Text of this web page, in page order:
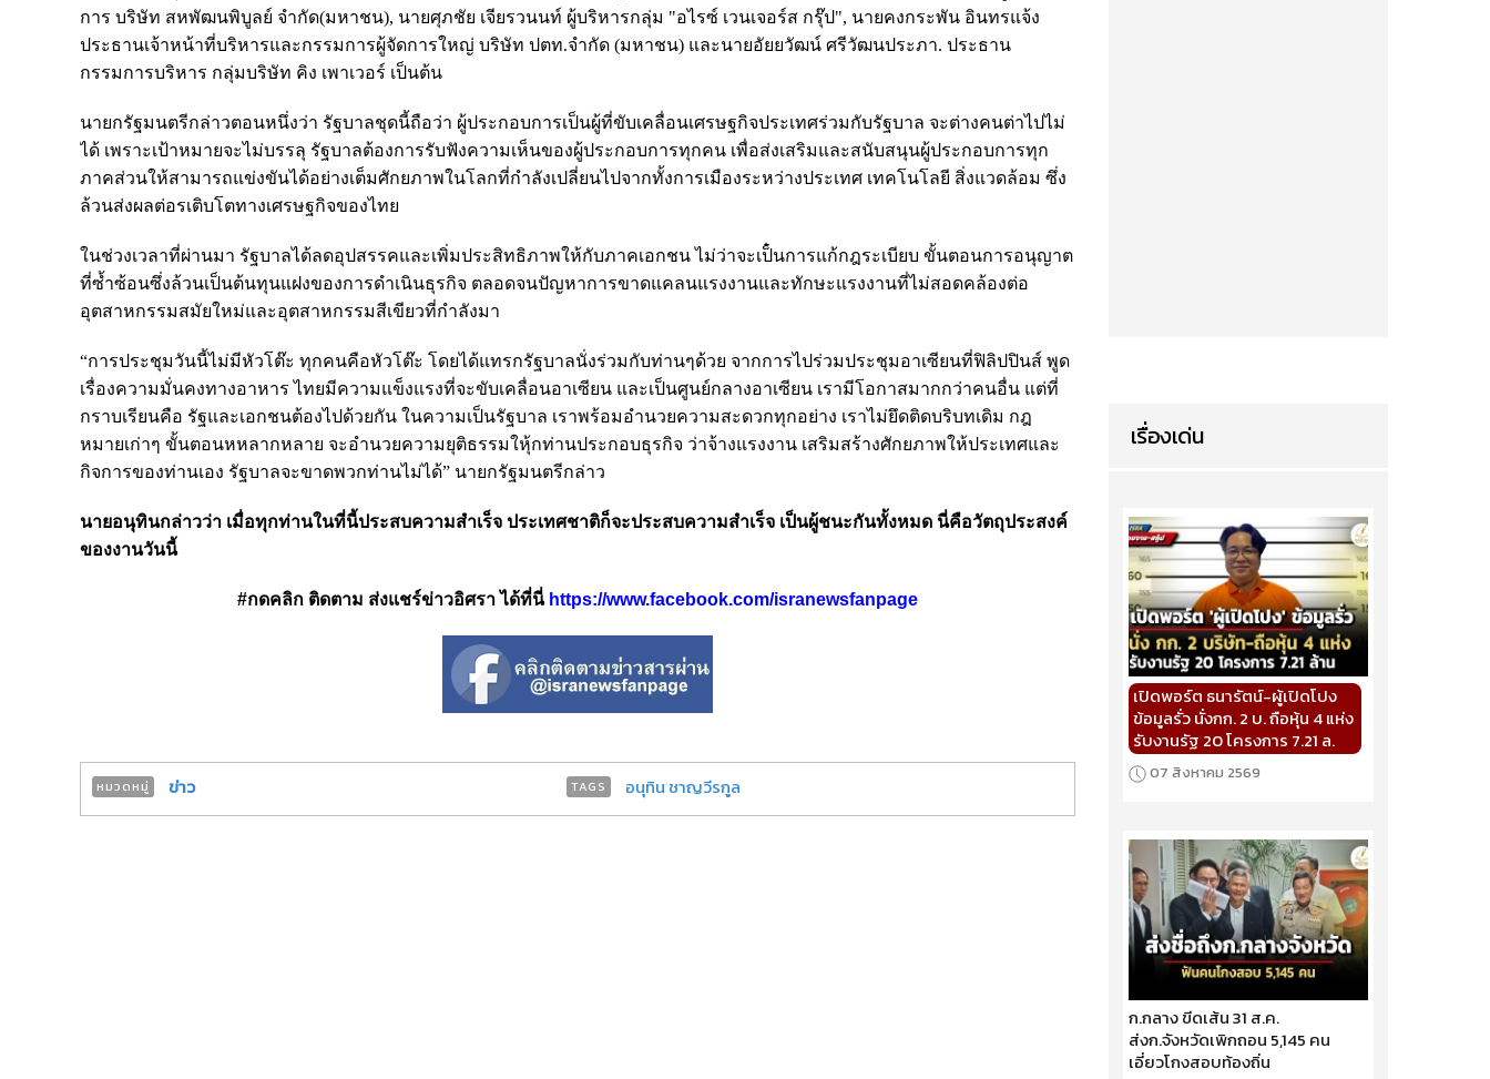
การ บริษัท สหพัฒนพิบูลย์ จำกัด(มหาชน), นายศุภชัย เจียรวนนท์ ผู้บริหารกลุ่ม "อไรซ์ เวนเจอร์ส กรุ๊ป", นายคงกระพัน อินทรแจ้ง
ประธานเจ้าหน้าที่บริหารและกรรมการผู้จัดการใหญ่ บริษัท ปตท.จำกัด (มหาชน) และนายอัยยวัฒน์ ศรีวัฒนประภา. ประธาน
กรรมการบริหาร กลุ่มบริษัท คิง เพาเวอร์ เป็นต้น
นายกรัฐมนตรีกล่าวตอนหนึ่งว่า รัฐบาลชุดนี้ถือว่า ผู้ประกอบการเป็นผู้ที่ขับเคลื่อนเศรษฐกิจประเทศร่วมกับรัฐบาล จะต่างคนต่าไปไม่
ได้ เพราะเป้าหมายจะไม่บรรลุ รัฐบาลต้องการรับฟังความเห็นของผู้ประกอบการทุกคน เพื่อส่งเสริมและสนับสนุนผู้ประกอบการทุก
ภาคส่วนให้สามารถแข่งขันได้อย่างเต็มศักยภาพในโลกที่กำลังเปลี่ยนไปจากทั้งการเมืองระหว่างประเทศ เทคโนโลยี สิ่งแวดล้อม ซึ่ง
ล้วนส่งผลต่อรเติบโตทางเศรษฐกิจของไทย
ในช่วงเวลาที่ผ่านมา รัฐบาลได้ลดอุปสรรคและเพิ่มประสิทธิภาพให้กับภาคเอกชน ไม่ว่าจะเป็๋นการแก้กฎระเบียบ ขั้นตอนการอนุญาต
ที่ซ้ำซ้อนซึ่งล้วนเป็นต้นทุนแฝงของการดำเนินธุรกิจ ตลอดจนปัญหาการขาดแคลนแรงงานและทักษะแรงงานที่ไม่สอดคล้องต่อ
อุตสาหกรรมสมัยใหม่และอุตสาหกรรมสีเขียวที่กำลังมา
“การประชุมวันนี้ไม่มีหัวโต๊ะ ทุกคนคือหัวโต๊ะ โดยได้แทรกรัฐบาลนั่งร่วมกับท่านๆด้วย จากการไปร่วมประชุมอาเซียนที่ฟิลิปปินส์ พูด
เรื่องความมั่นคงทางอาหาร ไทยมีความแข็งแรงที่จะขับเคลื่อนอาเซียน และเป็นศูนย์กลางอาเซียน เรามีโอกาสมากกว่าคนอื่น แต่ที่
กราบเรียนคือ รัฐและเอกชนต้องไปด้วยกัน ในความเป็นรัฐบาล เราพร้อมอำนวยความสะดวกทุกอย่าง เราไม่ยึดติดบริบทเดิม กฎ
หมายเก่าๆ ขั้นตอนหหลากหลาย จะอำนวยความยุติธรรมใหุ้กท่านประกอบธุรกิจ ว่าจ้างแรงงาน เสริมสร้างศักยภาพให้ประเทศและ
กิจการของท่านเอง รัฐบาลจะขาดพวกท่านไม่ได้” นายกรัฐมนตรีกล่าว
นายอนุทินกล่าวว่า เมื่อทุกท่านในที่นี้ประสบความสำเร็จ ประเทศชาติก็จะประสบความสำเร็จ เป็นผู้ชนะกันทั้งหมด นี่คือวัตถุประสงค์
ของงานวันนี้
#กดคลิก ติดตาม ส่งแชร์ข่าวอิศรา ได้ที่นี่ https://www.facebook.com/isranewsfanpage
หมวดหมู่ ข่าว TAGS อนุทิน ชาญวีรกูล
เรื่องเด่น
เปิดพอร์ต ธนารัตน์-ผู้เปิดโปง
ข้อมูลรั่ว นั่งกก. 2 บ. ถือหุ้น 4 แห่ง
รับงานรัฐ 20 โครงการ 7.21 ล.
07 สิงหาคม 2569
ก.กลาง ขีดเส้น 31 ส.ค.
ส่งก.จังหวัดเพิกถอน 5,145 คน
เอี่ยวโกงสอบท้องถิ่น